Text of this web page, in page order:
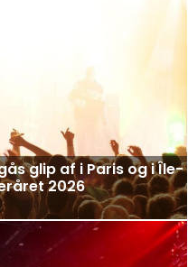
glip af i Paris og i Île-
2026